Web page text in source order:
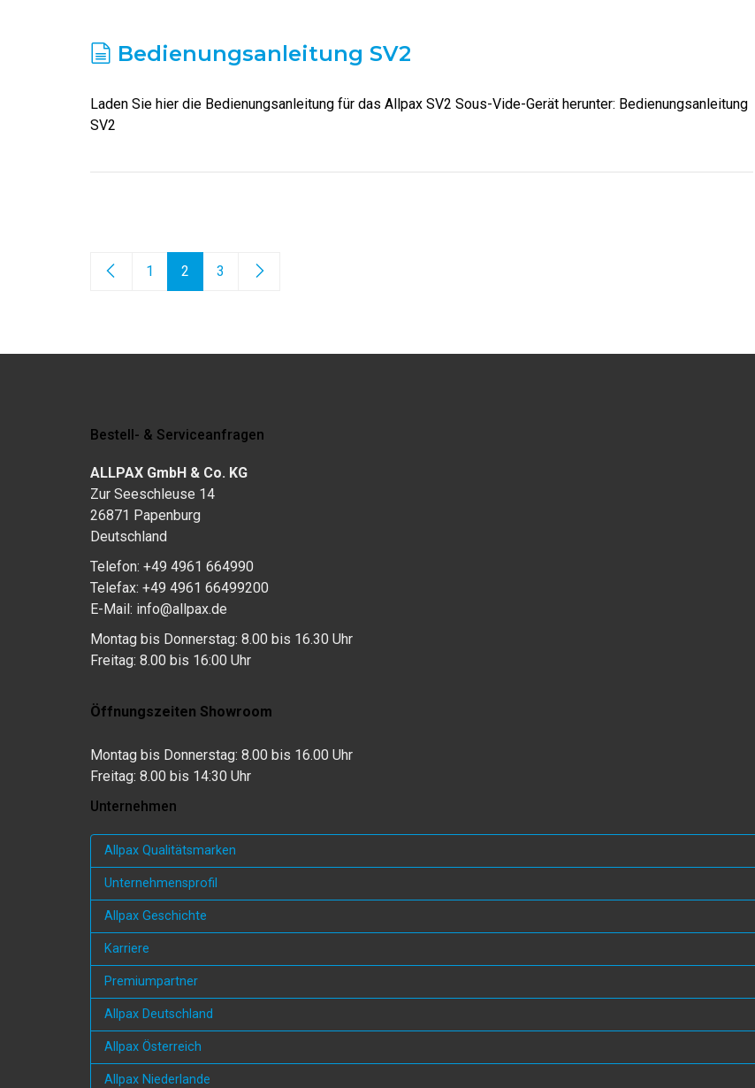
Bedienungsanleitung SV2
Laden Sie hier die Bedienungsanleitung für das Allpax SV2 Sous-Vide-Gerät herunter: Bedienungsanleitung
SV2
1 2 3
Bestell- & Serviceanfragen
ALLPAX GmbH & Co. KG
Zur Seeschleuse 14
26871 Papenburg
Deutschland
Telefon: +49 4961 664990
Telefax: +49 4961 66499200
E-Mail: info@allpax.de
Montag bis Donnerstag: 8.00 bis 16.30 Uhr
Freitag: 8.00 bis 16:00 Uhr
Öffnungszeiten Showroom
Montag bis Donnerstag: 8.00 bis 16.00 Uhr
Freitag: 8.00 bis 14:30 Uhr
Unternehmen
Allpax Qualitätsmarken
Unternehmensprofil
Allpax Geschichte
Karriere
Premiumpartner
Allpax Deutschland
Allpax Österreich
Allpax Niederlande